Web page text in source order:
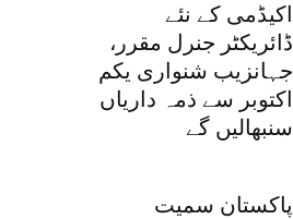
اکیڈمی کے نئے
ڈائریکٹر جنرل مقرر،
جہانزیب شنواری یکم
اکتوبر سے ذمہ داریاں
سنبھالیں گے
پاکستان سمیت